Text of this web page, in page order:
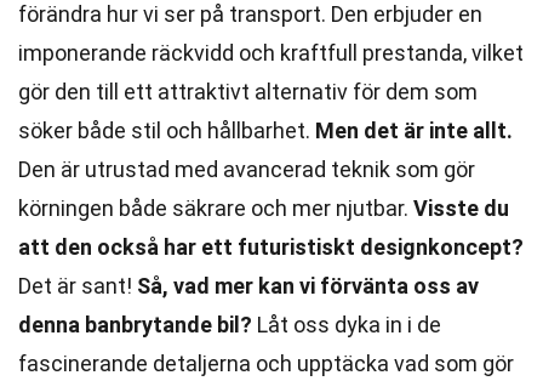
förändra hur vi ser på transport. Den erbjuder en
imponerande räckvidd och kraftfull prestanda, vilket
gör den till ett attraktivt alternativ för dem som
söker både stil och hållbarhet. Men det är inte allt.
Den är utrustad med avancerad teknik som gör
körningen både säkrare och mer njutbar. Visste du
att den också har ett futuristiskt designkoncept?
Det är sant! Så, vad mer kan vi förvänta oss av
denna banbrytande bil? Låt oss dyka in i de
fascinerande detaljerna och upptäcka vad som gör